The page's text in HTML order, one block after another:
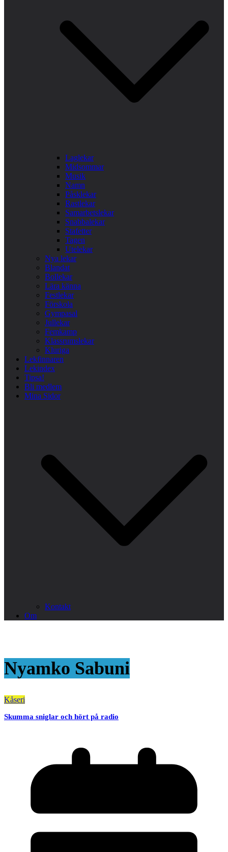
Laglekar
Midsommar
Musik
Namn
Påsklekar
Rastlekar
Samarbetslekar
Snabbalekar
Stafetter
Tagen
Utelekar
Nya lekar
Blandat
Bollekar
Lära känna
Festlekar
Förskola
Gympasal
Jullekar
Femkamp
Klassrumslekar
Kluriga
Lekfinnaren
Lekindex
Tipsa!
Bli medlem
Mina Sidor
Kontakt
Om
Nyamko Sabuni
Kåseri
Skumma sniglar och hört på radio